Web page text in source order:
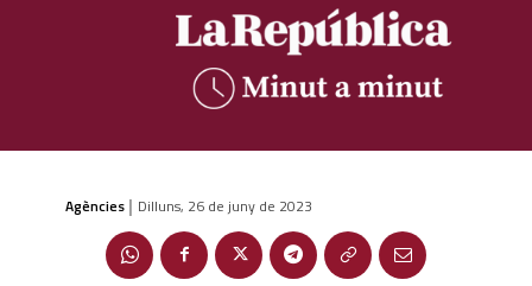
Agències | Dilluns, 26 de juny de 2023